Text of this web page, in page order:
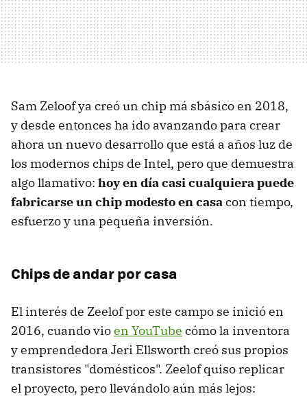
Sam Zeloof ya creó un chip má sbásico en 2018,
y desde entonces ha ido avanzando para crear
ahora un nuevo desarrollo que está a años luz de
los modernos chips de Intel, pero que demuestra
algo llamativo: hoy en día casi cualquiera puede
fabricarse un chip modesto en casa con tiempo,
esfuerzo y una pequeña inversión.
Chips de andar por casa
El interés de Zeelof por este campo se inició en
2016, cuando vioen YouTube cómo la inventora
y emprendedora Jeri Ellsworth creó sus propios
transistores "domésticos". Zeelof quiso replicar
el proyecto, pero llevándolo aún más lejos: